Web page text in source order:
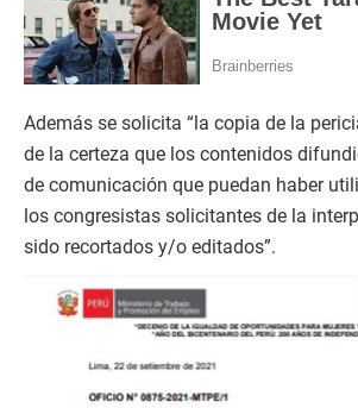
Además se solicita “la copia de la
de la certeza que los contenidos
de comunicación que puedan haber
los congresistas solicitantes de la
sido recortados y/o editados”.